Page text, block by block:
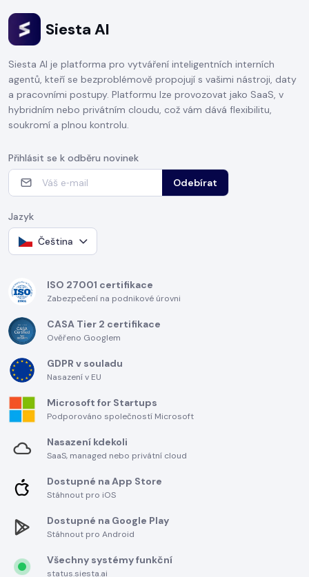
KLIKNĚTE PRO ZAHÁJENÍ HOVORU
Siesta AI
Siesta AI je platforma pro vytváření inteligentních interních
agentů, kteří se bezproblémově propojují s vašimi nástroji, daty
a pracovními postupy. Platformu lze provozovat jako SaaS, v
hybridním nebo privátním cloudu, což vám dává flexibilitu,
soukromí a plnou kontrolu.
Přihlásit se k odběru novinek
Odebírat
Jazyk
Čeština
ISO 27001 certifikace
Zabezpečení na podnikové úrovni
CASA Tier 2 certifikace
Ověřeno Googlem
GDPR v souladu
Nasazení v EU
Microsoft for Startups
Podporováno společností Microsoft
Nasazení kdekoli
SaaS, managed nebo privátní cloud
Dostupné na App Store
Stáhnout pro iOS
Dostupné na Google Play
Stáhnout pro Android
Všechny systémy funkční
status.siesta.ai